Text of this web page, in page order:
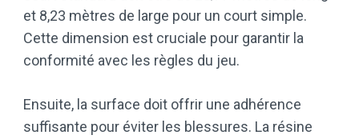
et 8,23 mètres de large pour un court simple.
Cette dimension est cruciale pour garantir la
conformité avec les règles du jeu.
Ensuite, la surface doit offrir une adhérence
suffisante pour éviter les blessures. La résine